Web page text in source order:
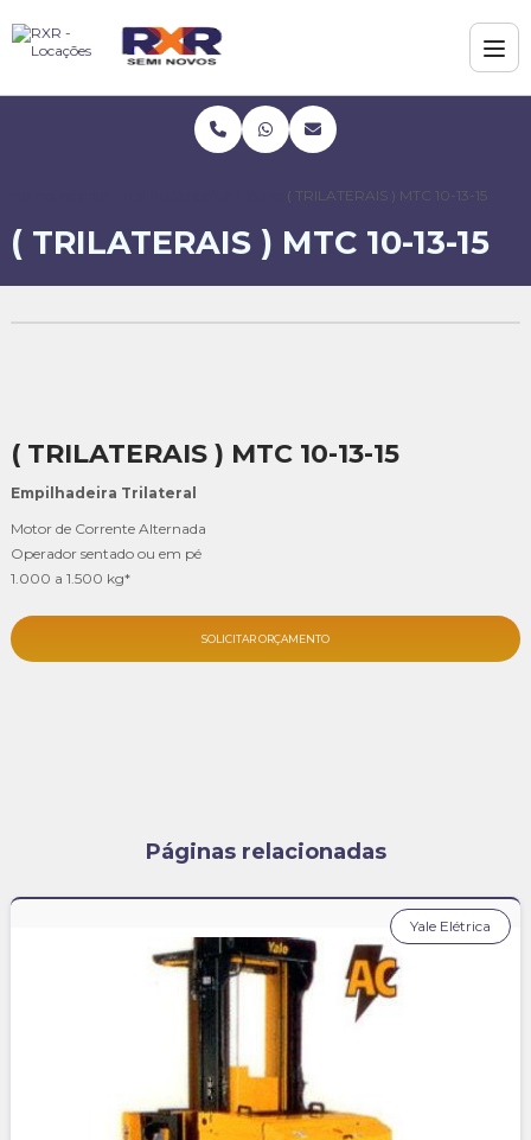
( TRILATERAIS ) MTC 10-13-15
( TRILATERAIS ) MTC 10-13-15
( TRILATERAIS ) MTC 10-13-15
Empilhadeira Trilateral
Motor de Corrente Alternada
Operador sentado ou em pé
1.000 a 1.500 kg*
SOLICITAR ORÇAMENTO
Páginas relacionadas
Yale Elétrica